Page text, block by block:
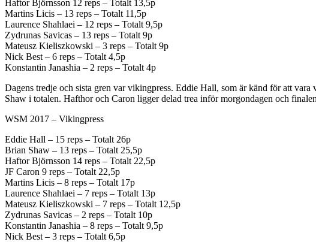
Haftor Björnsson 12 reps – Totalt 13,5p
Martins Licis – 13 reps – Totalt 11,5p
Laurence Shahlaei – 12 reps – Totalt 9,5p
Zydrunas Savicas – 13 reps – Totalt 9p
Mateusz Kieliszkowski – 3 reps – Totalt 9p
Nick Best – 6 reps – Totalt 4,5p
Konstantin Janashia – 2 reps – Totalt 4p
Dagens tredje och sista gren var vikingpress. Eddie Hall, som är känd för att
Shaw i totalen. Hafthor och Caron ligger delad trea inför morgondagen och
WSM 2017 – Vikingpress
Eddie Hall – 15 reps – Totalt 26p
Brian Shaw – 13 reps – Totalt 25,5p
Haftor Björnsson 14 reps – Totalt 22,5p
JF Caron 9 reps – Totalt 22,5p
Martins Licis – 8 reps – Totalt 17p
Laurence Shahlaei – 7 reps – Totalt 13p
Mateusz Kieliszkowski – 7 reps – Totalt 12,5p
Zydrunas Savicas – 2 reps – Totalt 10p
Konstantin Janashia – 8 reps – Totalt 9,5p
Nick Best – 3 reps – Totalt 6,5p